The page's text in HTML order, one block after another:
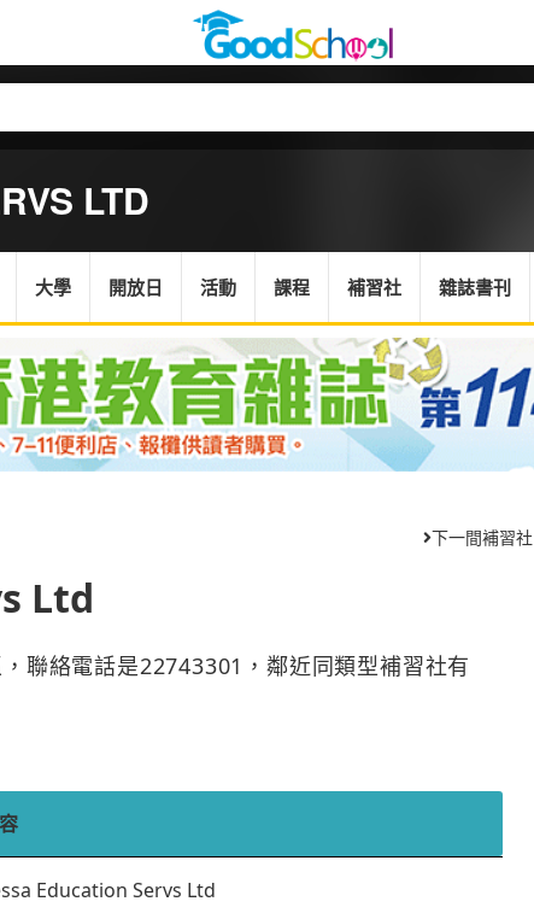
LTD
大學 開放日 活動 課程 補習社 雜誌書刊
下一間補習社
Ltd
聯絡電話是22743301，鄰近同類型補習社有
Education Servs Ltd